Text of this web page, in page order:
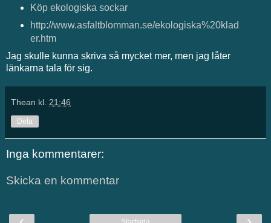
Köp ekologiska sockar
http://www.asfaltblomman.se/ekologiska%20klad
er.htm
Jag skulle kunna skriva så mycket mer, men jag låter
länkarna tala för sig.
Thean kl. 21:46
Dela
Inga kommentarer:
Skicka en kommentar